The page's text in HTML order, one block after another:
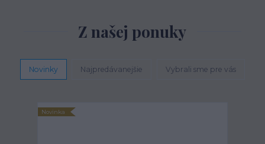
Z našej ponuky
Novinky Najpredávanejšie Vybrali sme pre vás
Novinka